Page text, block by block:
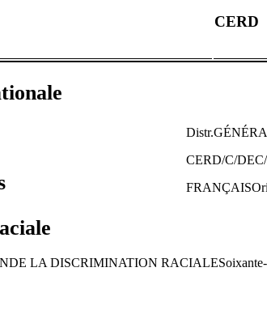
CERD
CERD/C/
LA DISCRIMINATION RACIALESoixante-